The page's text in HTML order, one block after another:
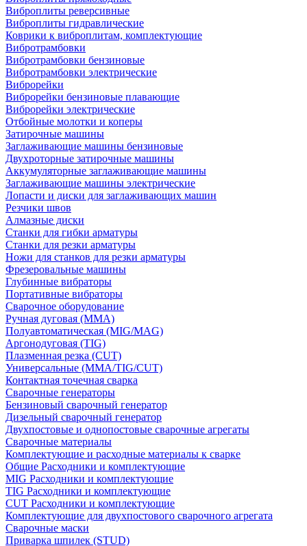
Виброплиты реверсивные
Виброплиты гидравлические
Коврики к виброплитам, комплектующие
Вибротрамбовки
Вибротрамбовки бензиновые
Вибротрамбовки электрические
Виброрейки
Виброрейки бензиновые плавающие
Виброрейки электрические
Отбойные молотки и коперы
Затирочные машины
Заглаживающие машины бензиновые
Двухроторные затирочные машины
Аккумуляторные заглаживающие машины
Заглаживающие машины электрические
Лопасти и диски для заглаживающих машин
Резчики швов
Алмазные диски
Станки для гибки арматуры
Станки для резки арматуры
Ножи для станков для резки арматуры
Фрезеровальные машины
Глубинные вибраторы
Портативные вибраторы
Сварочное оборудование
Ручная дуговая (MMA)
Полуавтоматическая (MIG/MAG)
Аргонодуговая (TIG)
Плазменная резка (CUT)
Универсальные (MMA/TIG/CUT)
Контактная точечная сварка
Сварочные генераторы
Бензиновый сварочный генератор
Дизельный сварочный генератор
Двухпостовые и однопостовые сварочные агрегаты
Сварочные материалы
Комплектующие и расходные материалы к сварке
Общие Расходники и комплектующие
MIG Расходники и комплектующие
TIG Расходники и комплектующие
CUT Расходники и комплектующие
Комплектующие для двухпостового сварочного агрегата
Сварочные маски
Приварка шпилек (STUD)